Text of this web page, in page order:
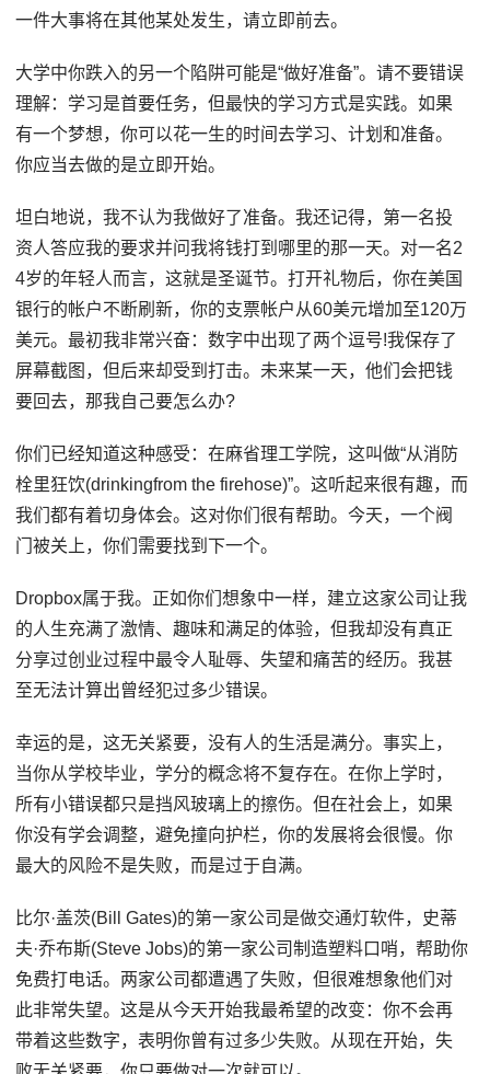
一件大事将在其他某处发生，请立即前去。
大学中你跌入的另一个陷阱可能是“做好准备”。请不要错误
理解：学习是首要任务，但最快的学习方式是实践。如果
有一个梦想，你可以花一生的时间去学习、计划和准备。
你应当去做的是立即开始。
坦白地说，我不认为我做好了准备。我还记得，第一名投
资人答应我的要求并问我将钱打到哪里的那一天。对一名2
4岁的年轻人而言，这就是圣诞节。打开礼物后，你在美国
银行的帐户不断刷新，你的支票帐户从60美元增加至120万
美元。最初我非常兴奋：数字中出现了两个逗号!我保存了
屏幕截图，但后来却受到打击。未来某一天，他们会把钱
要回去，那我自己要怎么办?
你们已经知道这种感受：在麻省理工学院，这叫做“从消防
栓里狂饮(drinkingfrom the firehose)”。这听起来很有趣，而
我们都有着切身体会。这对你们很有帮助。今天，一个阀
门被关上，你们需要找到下一个。
Dropbox属于我。正如你们想象中一样，建立这家公司让我
的人生充满了激情、趣味和满足的体验，但我却没有真正
分享过创业过程中最令人耻辱、失望和痛苦的经历。我甚
至无法计算出曾经犯过多少错误。
幸运的是，这无关紧要，没有人的生活是满分。事实上，
当你从学校毕业，学分的概念将不复存在。在你上学时，
所有小错误都只是挡风玻璃上的擦伤。但在社会上，如果
你没有学会调整，避免撞向护栏，你的发展将会很慢。你
最大的风险不是失败，而是过于自满。
比尔·盖茨(Bill Gates)的第一家公司是做交通灯软件，史蒂
夫·乔布斯(Steve Jobs)的第一家公司制造塑料口哨，帮助你
免费打电话。两家公司都遭遇了失败，但很难想象他们对
此非常失望。这是从今天开始我最希望的改变：你不会再
带着这些数字，表明你曾有过多少失败。从现在开始，失